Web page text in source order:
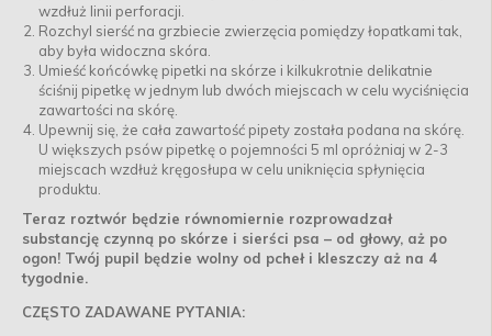
wzdłuż linii perforacji.
Rozchyl sierść na grzbiecie zwierzęcia pomiędzy łopatkami tak,
aby była widoczna skóra.
Umieść końcówkę pipetki na skórze i kilkukrotnie delikatnie
ściśnij pipetkę w jednym lub dwóch miejscach w celu wyciśnięcia
zawartości na skórę.
Upewnij się, że cała zawartość pipety została podana na skórę.
U większych psów pipetkę o pojemności 5 ml opróżniaj w 2-3
miejscach wzdłuż kręgosłupa w celu uniknięcia spłynięcia
produktu.
Teraz roztwór będzie równomiernie rozprowadzał
substancję czynną po skórze i sierści psa – od głowy, aż po
ogon! Twój pupil będzie wolny od pcheł i kleszczy aż na 4
tygodnie.
CZĘSTO ZADAWANE PYTANIA: